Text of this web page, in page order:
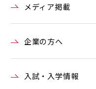
メディア掲載
企業の方へ
入試・入学情報